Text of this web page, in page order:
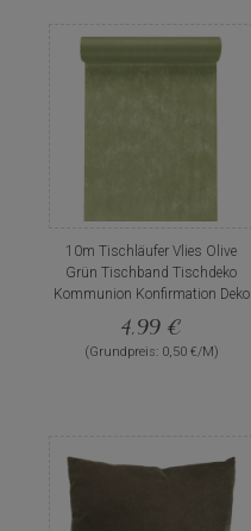
10m Tischläufer Vlies Olive
Grün Tischband Tischdeko
Kommunion Konfirmation Deko
4,99 €
(Grundpreis: 0,50 €/M)